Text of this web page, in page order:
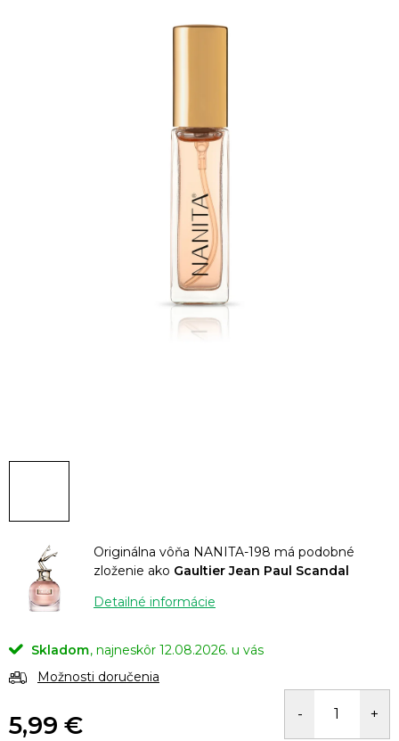
Originálna vôňa NANITA-198 má podobné
zloženie ako Gaultier Jean Paul Scandal
Detailné informácie
Skladom
12.08.2026.
Možnosti doručenia
5,99 €